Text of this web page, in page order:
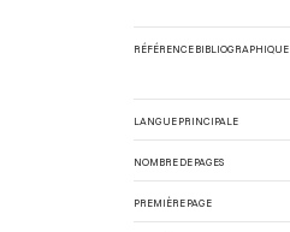
RÉFÉRENCE BIBLIOGRAPHIQUE
LANGUE PRINCIPALE
NOMBRE DE PAGES
PREMIÈRE PAGE